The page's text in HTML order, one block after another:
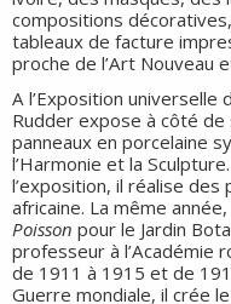
compositions
tableaux de facture
proche de l’Art Nouveau
A l’Exposition universelle
Rudder expose à côté
panneaux en porcelaine
l’Harmonie et la
l’exposition, il réalise des
africaine. La même
Poisson pour le Jardin
professeur à l’Académie
de 1911 à 1915 et de
Guerre mondiale, il crée le